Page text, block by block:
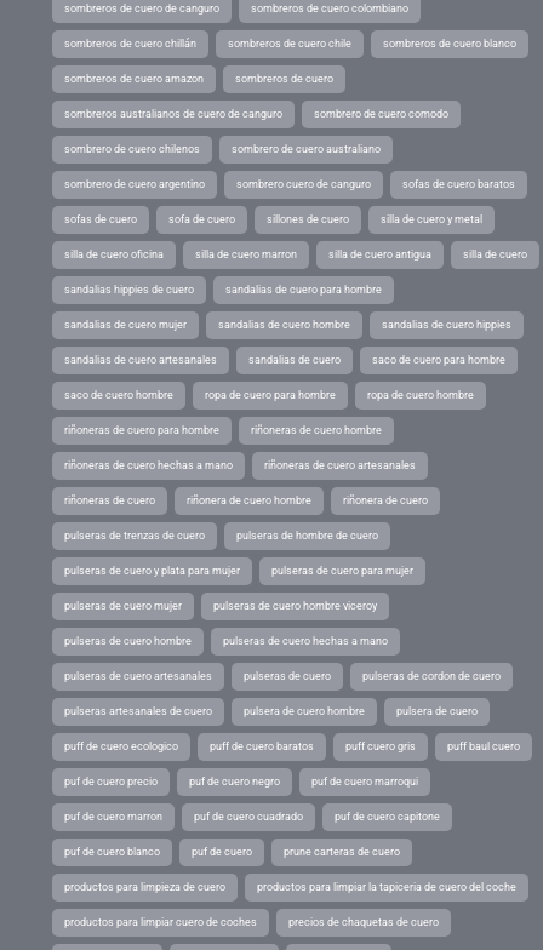
sombreros de cuero de canguro sombreros de cuero colombiano
sombreros de cuero chillán sombreros de cuero chile sombreros de cuero blanco
sombreros de cuero amazon sombreros de cuero
sombreros australianos de cuero de canguro sombrero de cuero comodo
sombrero de cuero chilenos sombrero de cuero australiano
sombrero de cuero argentino sombrero cuero de canguro sofas de cuero baratos
sofas de cuero sofa de cuero sillones de cuero silla de cuero y metal
silla de cuero oficina silla de cuero marron silla de cuero antigua silla de cuero
sandalias hippies de cuero sandalias de cuero para hombre
sandalias de cuero mujer sandalias de cuero hombre sandalias de cuero hippies
sandalias de cuero artesanales sandalias de cuero saco de cuero para hombre
saco de cuero hombre ropa de cuero para hombre ropa de cuero hombre
riñoneras de cuero para hombre riñoneras de cuero hombre
riñoneras de cuero hechas a mano riñoneras de cuero artesanales
riñoneras de cuero riñonera de cuero hombre riñonera de cuero
pulseras de trenzas de cuero pulseras de hombre de cuero
pulseras de cuero y plata para mujer pulseras de cuero para mujer
pulseras de cuero mujer pulseras de cuero hombre viceroy
pulseras de cuero hombre pulseras de cuero hechas a mano
pulseras de cuero artesanales pulseras de cuero pulseras de cordon de cuero
pulseras artesanales de cuero pulsera de cuero hombre pulsera de cuero
puff de cuero ecologico puff de cuero baratos puff cuero gris puff baul cuero
puf de cuero precio puf de cuero negro puf de cuero marroqui
puf de cuero marron puf de cuero cuadrado puf de cuero capitone
puf de cuero blanco puf de cuero prune carteras de cuero
productos para limpieza de cuero productos para limpiar la tapiceria de cuero del coche
productos para limpiar cuero de coches precios de chaquetas de cuero